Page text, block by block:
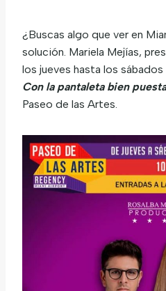
¿Buscas algo que ver en
solución. Mariela Mejías,
los jueves hasta los
Con la pantaleta bien puesta
Paseo de las Artes.